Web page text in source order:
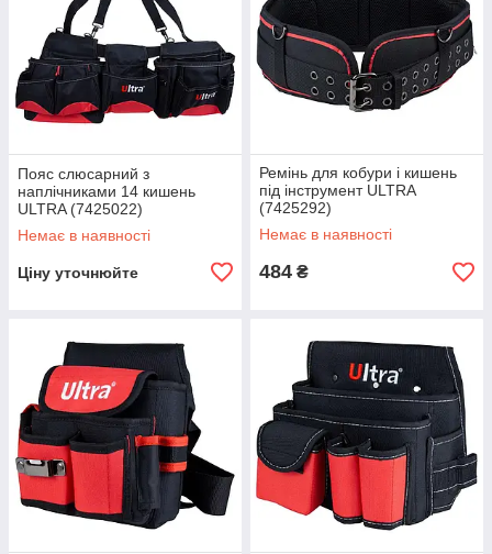
Пояс слюсарний з
наплічниками 14 кишень
ULTRA (7425022)
Немає в наявності
Ціну уточнюйте
Ремінь для кобури і кишень
під інструмент ULTRA
(7425292)
Немає в наявності
484 ₴